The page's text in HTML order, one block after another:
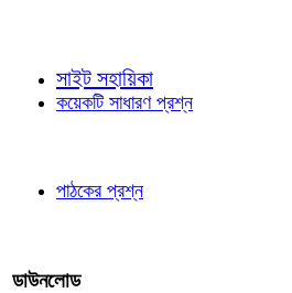
সাইট সহায়িকা
কয়েকটি সাধারণ প্রশ্ন
পাঠকের প্রশ্ন
ডাউনলোড